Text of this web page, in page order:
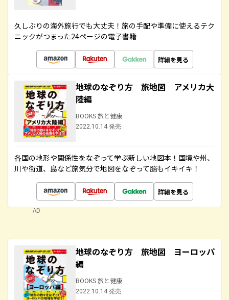
久しぶりの海外旅行でも大丈夫！旅の手配や準備に使えるテク
ニックがつまった24ページの電子書籍
詳細を見る
地球のなぞり方 旅地図 アメリカ大
陸編
BOOKS 旅と健康
2022.10.14 発売
各国の地形や関係性をなぞって学ぶ新しい地図本！国境や州、
川や街道、島など旅気分で地図をなぞって脳もイキイキ！
詳細を見る
AD
地球のなぞり方 旅地図 ヨーロッパ
編
BOOKS 旅と健康
2022.10.14 発売